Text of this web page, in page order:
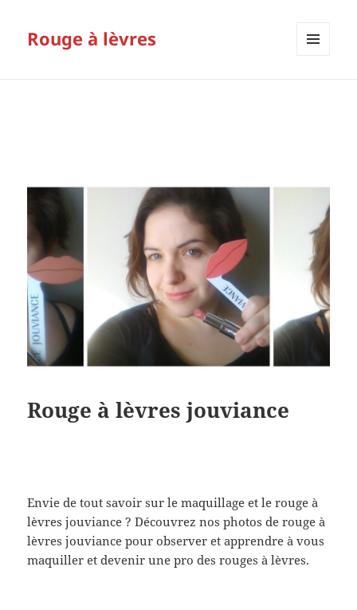
Rouge à lèvres
Rouge à lèvres jouviance
Envie de tout savoir sur le maquillage et le rouge à
lèvres jouviance ? Découvrez nos photos de rouge à
lèvres jouviance pour observer et apprendre à vous
maquiller et devenir une pro des rouges à lèvres.